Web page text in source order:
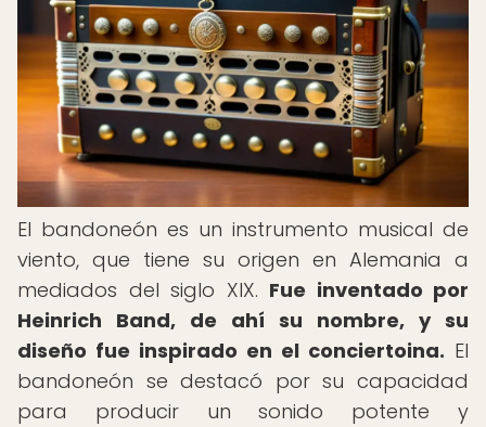
El bandoneón es un instrumento musical de
viento, que tiene su origen en Alemania a
mediados del siglo XIX. Fue inventado por
Heinrich Band, de ahí su nombre, y su
diseño fue inspirado en el conciertoina. El
bandoneón se destacó por su capacidad
para producir un sonido potente y